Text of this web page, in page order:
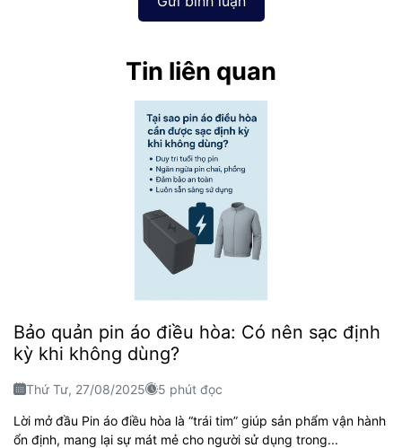
Tin liên quan
Bảo quản pin áo điều hòa: Có nên sạc định
kỳ khi không dùng?
Thứ Tư, 27/08/2025 5 phút đọc
Lời mở đầu Pin áo điều hòa là “trái tim” giúp sản phẩm vận hành
ổn định, mang lại sự mát mẻ cho người sử dụng trong...